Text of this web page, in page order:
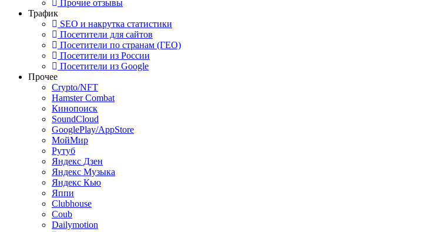
Прочие отзывы
Трафик
SEO и накрутка статистики
Посетители для сайтов
Посетители по странам (ГЕО)
Посетители из России
Посетители из Google
Прочее
Crypto/NFT
Hamster Combat
Кинопоиск
SoundCloud
GooglePlay/AppStore
МойМир
Рутуб
Яндекс Дзен
Яндекс Музыка
Яндекс Кью
Яппи
Clubhouse
Coub
Dailymotion